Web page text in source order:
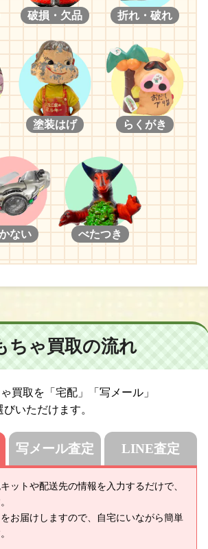
破損・欠品 折れ・破れ
塗装はげ らくがき
ない べたつき
ちゃ買取の流れ
買取を「宅配」「写メール」
いただけます。
ットや配送先の情報を入力するだけで、
お届けしますので、自宅にいながら簡単
写メール査定 LINE査定